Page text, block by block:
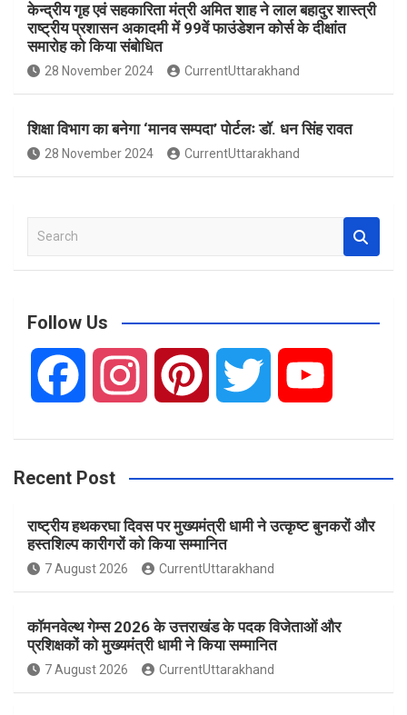
केन्द्रीय गृह एवं सहकारिता मंत्री अमित शाह ने लाल बहादुर शास्त्री
राष्ट्रीय प्रशासन अकादमी में 99वें फाउंडेशन कोर्स के दीक्षांत
समारोह को किया संबोधित
28 November 2024 CurrentUttarakhand
शिक्षा विभाग का बनेगा ‘मानव सम्पदा’ पोर्टलः डॉ. धन सिंह रावत
28 November 2024 CurrentUttarakhand
a
c
Follow Us
c
e
b
o
s
t
a
g
n
t
e
r
i
t
e
u
u
Recent Post
राष्ट्रीय हथकरघा दिवस पर मुख्यमंत्री धामी ने उत्कृष्ट बुनकरों और
हस्तशिल्प कारीगरों को किया सम्मानित
7 August 2026 CurrentUttarakhand
कॉमनवेल्थ गेम्स 2026 के उत्तराखंड के पदक विजेताओं और
प्रशिक्षकों को मुख्यमंत्री धामी ने किया सम्मानित
7 August 2026 CurrentUttarakhand